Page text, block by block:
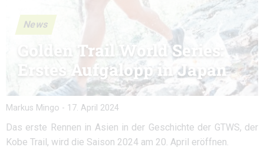
News
Golden Trail World Series:
Erstes Aufgalopp in Japan
Markus Mingo - 17. April 2024
Das erste Rennen in Asien in der Geschichte der GTWS, der
Kobe Trail, wird die Saison 2024 am 20. April eröffnen.